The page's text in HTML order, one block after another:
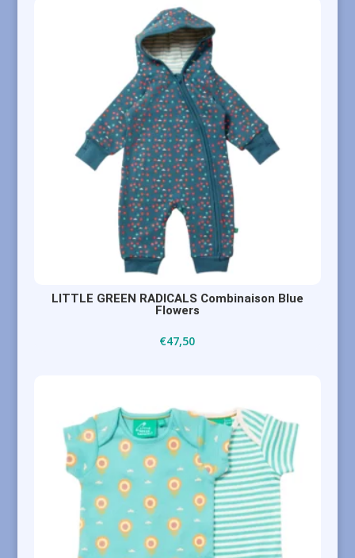
LITTLE GREEN RADICALS Combinaison Blue
Flowers
€47,50